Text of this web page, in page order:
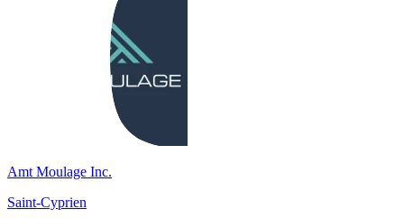
Amt Moulage Inc.
Saint-Cyprien